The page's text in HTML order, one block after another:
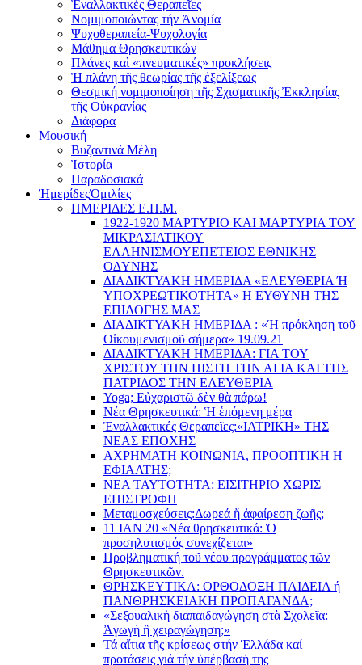
Ἐναλλακτικές Θεραπεῖες
Νομιμοποιώντας τήν Ἀνομία
Ψυχοθεραπεία-Ψυχολογία
Μάθημα Θρησκευτικών
Πλάνες καὶ «πνευματικές» προκλήσεις
Ἡ πλάνη τῆς θεωρίας τῆς ἐξελίξεως
Θεσμική νομιμοποίηση τῆς Σχισματικῆς Ἐκκλησίας
τῆς Οὐκρανίας
Διάφορα
Μουσική
Βυζαντινά Μέλη
Ἰστορία
Παραδοσιακά
ἩμερίδεςὉμιλίες
ΗΜΕΡΙΔΕΣ Ε.Π.Μ.
1922-1920 ΜΑΡΤΥΡΙΟ ΚΑI ΜΑΡΤΥΡIΑ ΤΟΥ
ΜΙΚΡΑΣΙΑΤΙΚΟΥ
EΛΛΗΝΙΣΜΟΥEΠEΤΕΙΟΣ EΘΝΙΚHΣ
O∆YΝΗΣ
ΔΙΑΔΙΚΤΥΑΚΗ ΗΜΕΡΙΔΑ «EΛΕΥΘΕΡΙΑ Ή
YΠΟΧΡΕΩΤΙΚΟΤΗΤΑ» Η ΕΥΘΥΝΗ ΤΗΣ
EΠΙΛΟΓΗΣ ΜΑΣ
ΔΙΑΔΙΚΤΥΑΚΗ ΗΜΕΡΙΔΑ : «Ἡ πρόκληση τοῦ
Οἰκουμενισμοῦ σήμερα» 19.09.21
ΔΙΑΔΙΚΤΥΑΚΗ ΗΜΕΡΙΔΑ: ΓΙΑ ΤΟΥ
ΧΡΙΣΤΟΥ ΤΗΝ ΠΙΣΤΗ ΤΗΝ ΑΓΙΑ ΚΑΙ ΤΗΣ
ΠΑΤΡΙΔΟΣ ΤΗΝ ΕΛΕΥΘΕΡΙΑ
Yoga; Εὐχαριστῶ δὲν θὰ πάρω!
Νέα Θρησκευτικά: Ἡ ἑπόμενη μέρα
Ἐναλλακτικές Θεραπεῖες:«ΙΑΤΡΙΚΗ» ΤΗΣ
ΝΕΑΣ ΕΠΟΧΗΣ
ΑΧΡΗΜΑΤΗ ΚΟΙΝΩΝΙΑ, ΠΡΟΟΠΤΙΚΗ Η
ΕΦΙΑΛΤΗΣ;
ΝΕΑ ΤΑΥΤΟΤΗΤΑ: ΕΙΣΙΤΗΡΙΟ ΧΩΡΙΣ
ΕΠΙΣΤΡΟΦΗ
Μεταμοσχεύσεις:Δωρεά ἤ ἀφαίρεση ζωῆς;
11 ΙΑΝ 20 «Νέα θρησκευτικά: Ὁ
προσηλυτισμός συνεχίζεται»
Προβληματική τοῦ νέου προγράμματος τῶν
Θρησκευτικῶν.
ΘΡΗΣΚΕΥΤΙΚΑ: ΟΡΘΟΔΟΞΗ ΠΑΙΔΕΙΑ ή
ΠΑΝΘΡΗΣΚΕΙΑΚΗ ΠΡΟΠΑΓΑΝΔΑ;
«Σεξουαλικὴ διαπαιδαγώγηση στὰ Σχολεῖα:
Ἀγωγὴ ἢ χειραγώγηση;»
Τά αἴτια τῆς κρίσεως στήν Ἑλλάδα καί
προτάσεις γιά τήν ὑπέρβασή της